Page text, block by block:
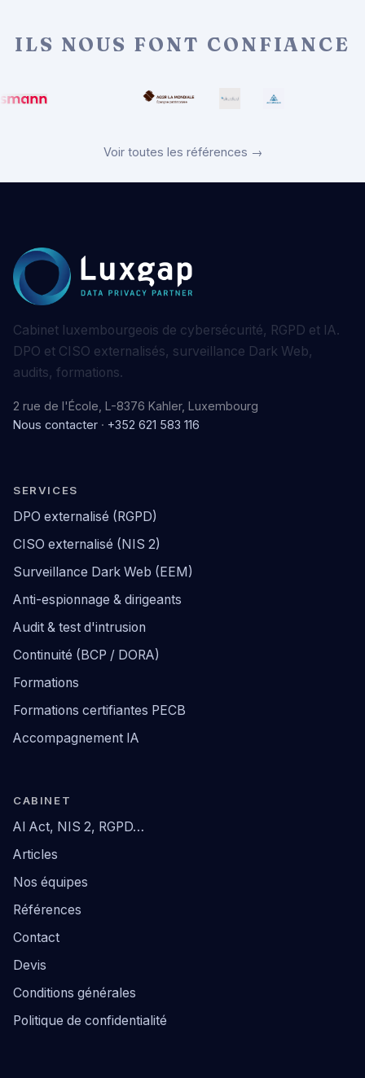
ILS NOUS FONT CONFIANCE
Voir toutes les références →
Cabinet luxembourgeois de cybersécurité, RGPD et IA.
DPO et CISO externalisés, surveillance Dark Web,
audits, formations.
2 rue de l'École, L-8376 Kahler, Luxembourg
Nous contacter · +352 621 583 116
SERVICES
DPO externalisé (RGPD)
CISO externalisé (NIS 2)
Surveillance Dark Web (EEM)
Anti-espionnage & dirigeants
Audit & test d'intrusion
Continuité (BCP / DORA)
Formations
Formations certifiantes PECB
Accompagnement IA
CABINET
AI Act, NIS 2, RGPD…
Articles
Nos équipes
Références
Contact
Devis
Conditions générales
Politique de confidentialité